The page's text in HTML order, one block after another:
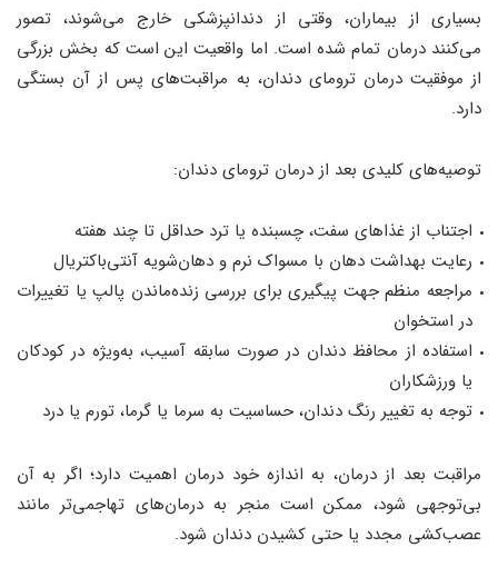
بسیاری از بیماران، وقتی از دندانپزشکی خارج می‌شوند، تصور
می‌کنند درمان تمام شده است. اما واقعیت این است که بخش بزرگی
از موفقیت درمان ترومای دندان، به مراقبت‌های پس از آن بستگی
دارد.
توصیه‌های کلیدی بعد از درمان ترومای دندان:
اجتناب از غذاهای سفت، چسبنده یا ترد حداقل تا چند هفته
رعایت بهداشت دهان با مسواک نرم و دهان‌شویه آنتی‌باکتریال
مراجعه منظم جهت پیگیری برای بررسی زنده‌ماندن پالپ یا تغییرات
در استخوان
استفاده از محافظ دندان در صورت سابقه آسیب، به‌ویژه در کودکان
یا ورزشکاران
توجه به تغییر رنگ دندان، حساسیت به سرما یا گرما، تورم یا درد
مراقبت بعد از درمان، به اندازه خود درمان اهمیت دارد؛ اگر به آن
بی‌توجهی شود، ممکن است منجر به درمان‌های تهاجمی‌تر مانند
عصب‌کشی مجدد یا حتی کشیدن دندان شود.